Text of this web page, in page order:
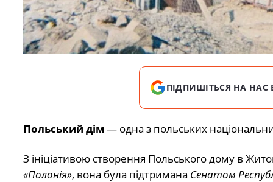
ПІДПИШІТЬСЯ НА НАС В
Польський дім — одна з польських
З ініціативою створення Польського дому в
«Полонія», вона була підтримана Сенатом